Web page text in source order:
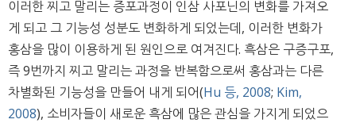
이러한 찌고 말리는 증포과정이 인삼 사포닌의 변화를 가져오
게 되고 그 기능성 성분도 변화하게 되었는데, 이러한 변화가
홍삼을 많이 이용하게 된 원인으로 여겨진다. 흑삼은 구증구포,
즉 9번까지 찌고 말리는 과정을 반복함으로써 홍삼과는 다른
차별화된 기능성을 만들어 내게 되어(Hu 등, 2008; Kim,
2008), 소비자들이 새로운 흑삼에 많은 관심을 가지게 되었으